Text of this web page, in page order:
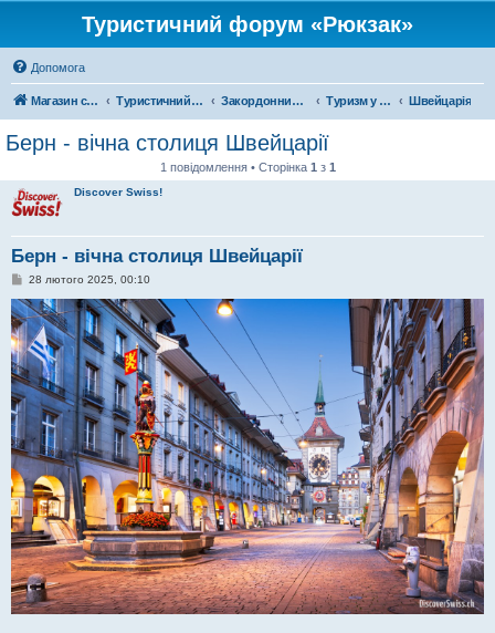
Туристичний форум «Рюкзак»
Допомога
Магазин спорядження Туристичний форум «Рюкзак» Закордонний туризм Туризм у Європі Швейцарія
Берн - вічна столиця Швейцарії
1 повідомлення • Сторінка 1 з 1
Discover Swiss!
Берн - вічна столиця Швейцарії
П
в
і
о
м
л
е
н
28 лютого 2025, 00:10